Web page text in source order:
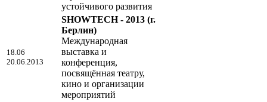
устойчивого развития
18.06
20.06.2013
SHOWTECH - 2013 (г.
Берлин)
Международная
выставка и
конференция,
посвящённая театру,
кино и организации
мероприятий